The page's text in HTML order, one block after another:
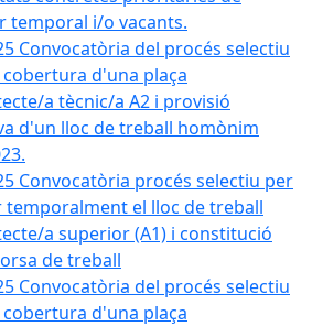
temporal i/o vacants.
Convocatòria del procés selectiu
cobertura d'una plaça
a tècnic/a A2 i provisió
d'un lloc de treball homònim
Convocatòria procés selectiu per
temporalment el lloc de treball
a superior (A1) i constitució
de treball
Convocatòria del procés selectiu
cobertura d'una plaça